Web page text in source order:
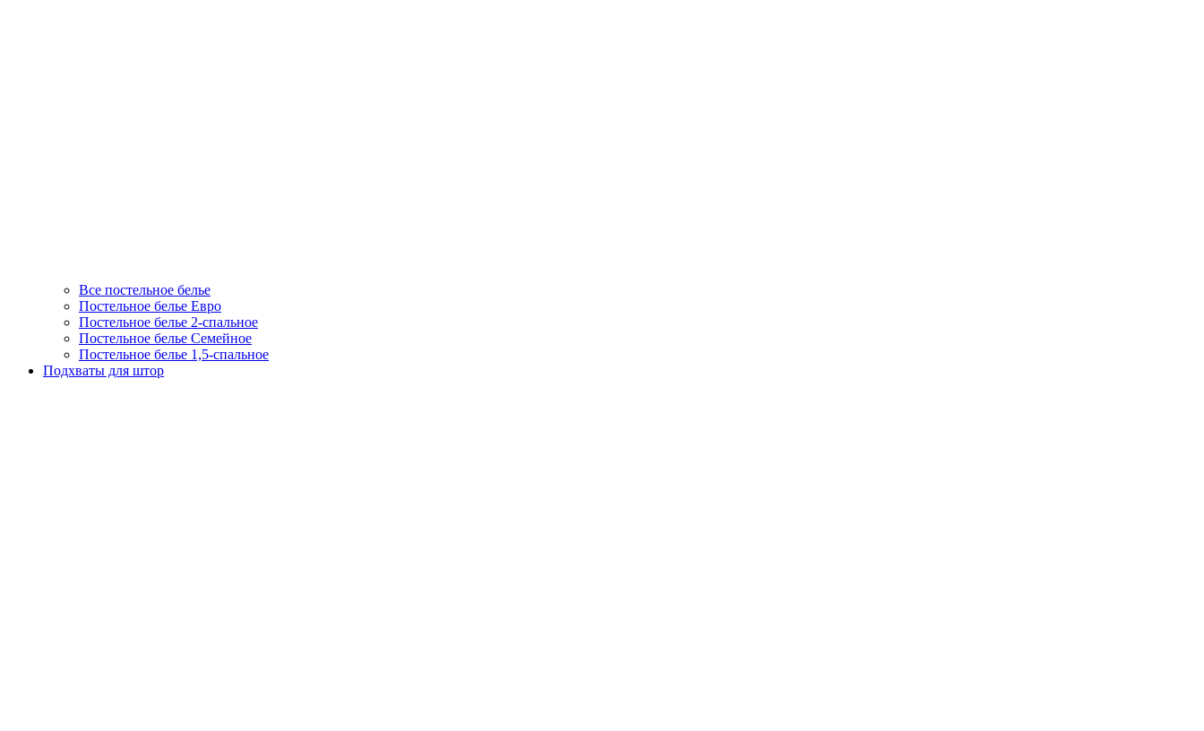
Все постельное белье
Постельное белье Евро
Постельное белье 2-спальное
Постельное белье Семейное
Постельное белье 1,5-спальное
Подхваты для штор